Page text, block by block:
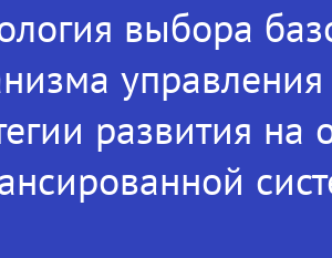
выбора
развития на